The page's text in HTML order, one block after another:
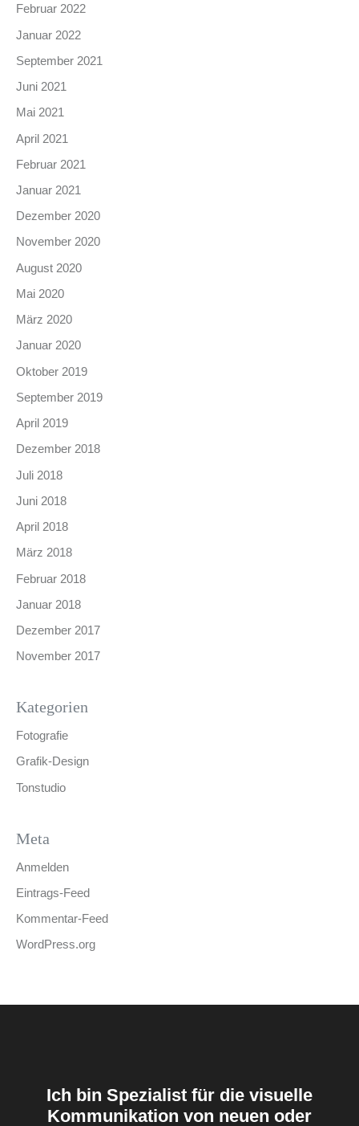
Februar 2022
Januar 2022
September 2021
Juni 2021
Mai 2021
April 2021
Februar 2021
Januar 2021
Dezember 2020
November 2020
August 2020
Mai 2020
März 2020
Januar 2020
Oktober 2019
September 2019
April 2019
Dezember 2018
Juli 2018
Juni 2018
April 2018
März 2018
Februar 2018
Januar 2018
Dezember 2017
November 2017
Kategorien
Fotografie
Grafik-Design
Tonstudio
Meta
Anmelden
Eintrags-Feed
Kommentar-Feed
WordPress.org
Ich bin Spezialist für die visuelle
Kommunikation von neuen oder